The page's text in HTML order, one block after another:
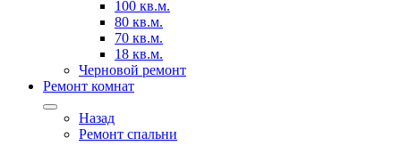
100 кв.м.
80 кв.м.
70 кв.м.
18 кв.м.
Черновой ремонт
Ремонт комнат
Назад
Ремонт спальни